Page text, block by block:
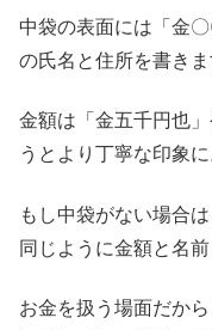
中袋の表面には「金
の氏名と住所を書きま
金額は「金五千円也
うとより丁寧な印象に
もし中袋がない場合
同じように金額と名
お金を扱う場面だか